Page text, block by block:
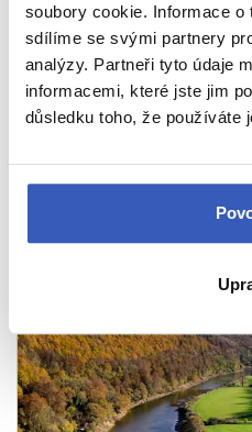
soubory cookie. Informace
sdílíme se svými partnery
analýzy. Partneři tyto údaje
informacemi, které jste jim
důsledku toho, že používáte
přímo